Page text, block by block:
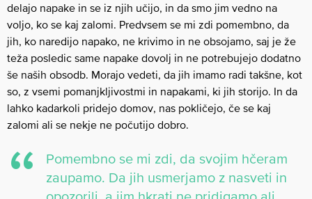
delajo napake in se iz njih učijo, in da smo jim vedno na
voljo, ko se kaj zalomi. Predvsem se mi zdi pomembno, da
jih, ko naredijo napako, ne krivimo in ne obsojamo, saj je že
teža posledic same napake dovolj in ne potrebujejo dodatno
še naših obsodb. Morajo vedeti, da jih imamo radi takšne, kot
so, z vsemi pomanjkljivostmi in napakami, ki jih storijo. In da
lahko kadarkoli pridejo domov, nas pokličejo, če se kaj
zalomi ali se nekje ne počutijo dobro.
Pomembno se mi zdi, da svojim hčeram
zaupamo. Da jih usmerjamo z nasveti in
opozorili, a jim hkrati ne pridigamo ali